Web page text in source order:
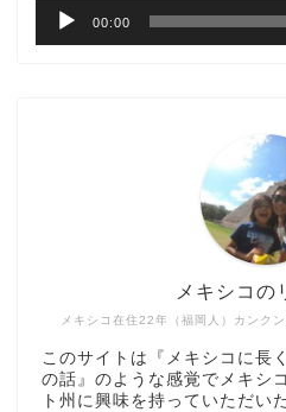
00:00
メキシコ在住22年（福岡人）カンク
メキシコの
このサイトは『メキシコに長
の話』のような感覚でメキシ
ト州に興味を持っていただい